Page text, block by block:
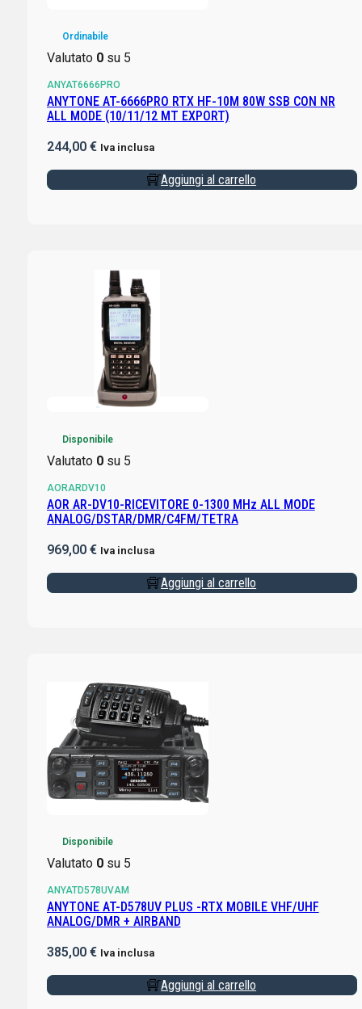
Ordinabile
Valutato 0su 5
ANYAT6666PRO
ANYTONE AT-6666PRO RTX HF-10M 80W SSB CON NR
ALL MODE (10/11/12 MT EXPORT)
244,00 € Iva inclusa
Aggiungi al carrello
Disponibile
Valutato 0su 5
AORARDV10
AOR AR-DV10-RICEVITORE 0-1300 MHz ALL MODE
ANALOG/DSTAR/DMR/C4FM/TETRA
969,00 € Iva inclusa
Aggiungi al carrello
Disponibile
Valutato 0su 5
ANYATD578UVAM
ANYTONE AT-D578UV PLUS -RTX MOBILE VHF/UHF
ANALOG/DMR + AIRBAND
385,00 € Iva inclusa
Aggiungi al carrello